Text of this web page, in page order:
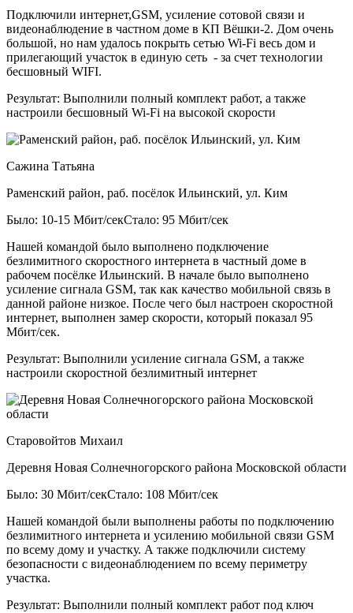
Подключили интернет,GSM, усиление сотовой связи и
видеонаблюдение в частном доме в КП Вёшки-2. Дом очень
большой, но нам удалось покрыть сетью Wi-Fi весь дом и
прилегающий участок в единую сеть - за счет технологии
бесшовный WIFI.
Результат: Выполнили полный комплект работ, а также
настроили бесшовный Wi-Fi на высокой скорости
Сажина Татьяна
Раменский район, раб. посёлок Ильинский, ул. Ким
Было: 10-15 Мбит/секСтало: 95 Мбит/сек
Нашей командой было выполнено подключение
безлимитного скоростного интернета в частный доме в
рабочем посёлке Ильинский. В начале было выполнено
усиление сигнала GSM, так как качество мобильной связь в
данной районе низкое. После чего был настроен скоростной
интернет, выполнен замер скорости, который показал 95
Мбит/сек.
Результат: Выполнили усиление сигнала GSM, а также
настроили скоростной безлимитный интернет
Старовойтов Михаил
Деревня Новая Солнечногорского района Московской области
Было: 30 Мбит/секСтало: 108 Мбит/сек
Нашей командой были выполнены работы по подключению
безлимитного интернета и усилению мобильной связи GSM
по всему дому и участку. А также подключили систему
безопасности с видеонаблюдением по всему периметру
участка.
Результат: Выполнили полный комплект работ под ключ